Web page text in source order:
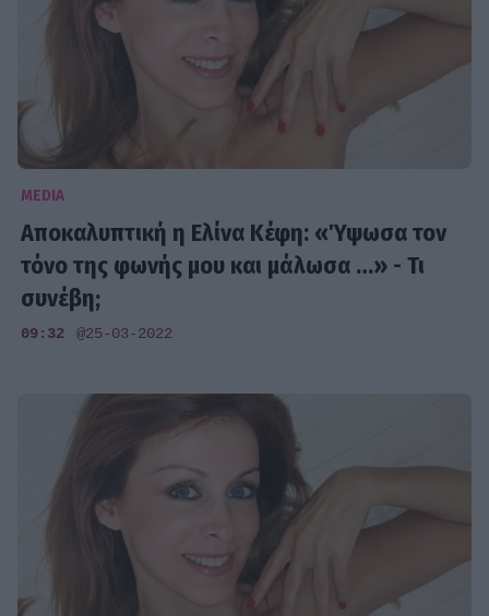
MEDIA
Αποκαλυπτική η Ελίνα Κέφη: «Ύψωσα τον
τόνο της φωνής μου και μάλωσα …» - Τι
συνέβη;
09:32 @25-03-2022